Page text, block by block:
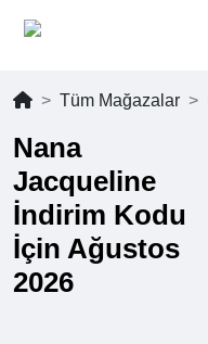
Tüm Mağazalar
Nana
Jacqueline
İndirim Kodu
İçin Ağustos
2026